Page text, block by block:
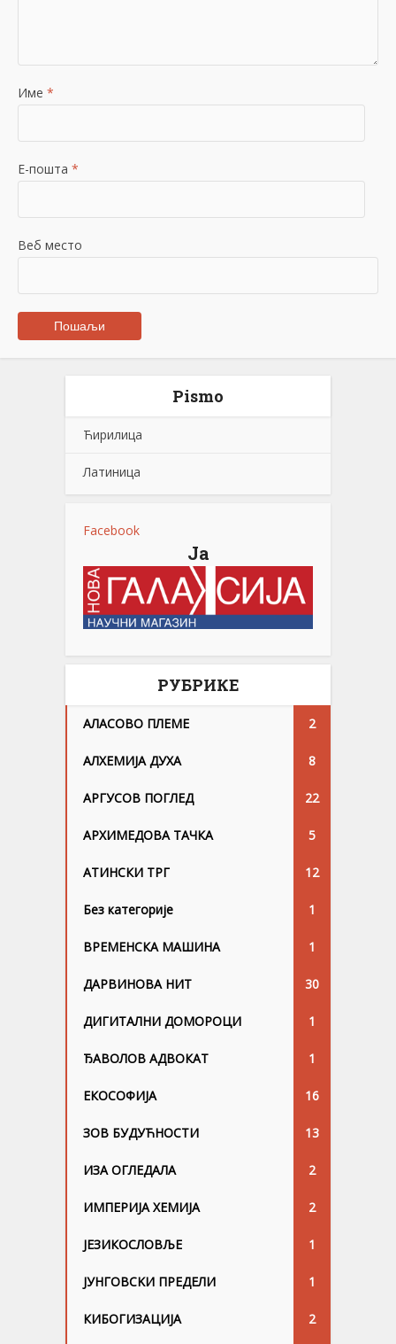
Име *
Е-пошта *
Веб место
Pismo
Ћирилица
Латиница
Facebook
Ја
РУБРИКЕ
АЛАСОВО ПЛЕМЕ 2
АЛХЕМИЈА ДУХА 8
АРГУСОВ ПОГЛЕД 22
АРХИМЕДОВА ТАЧКА 5
АТИНСКИ ТРГ 12
Без категорије 1
ВРЕМЕНСКА МАШИНА 1
ДАРВИНОВА НИТ 30
ДИГИТАЛНИ ДОМОРОЦИ 1
ЂАВОЛОВ АДВОКАТ 1
ЕКОСОФИЈА 16
ЗОВ БУДУЋНОСТИ 13
ИЗА ОГЛЕДАЛА 2
ИМПЕРИЈА ХЕМИЈА 2
ЈЕЗИКОСЛОВЉЕ 1
ЈУНГОВСKИ ПРЕДЕЛИ 1
КИБОГИЗАЦИЈА 2